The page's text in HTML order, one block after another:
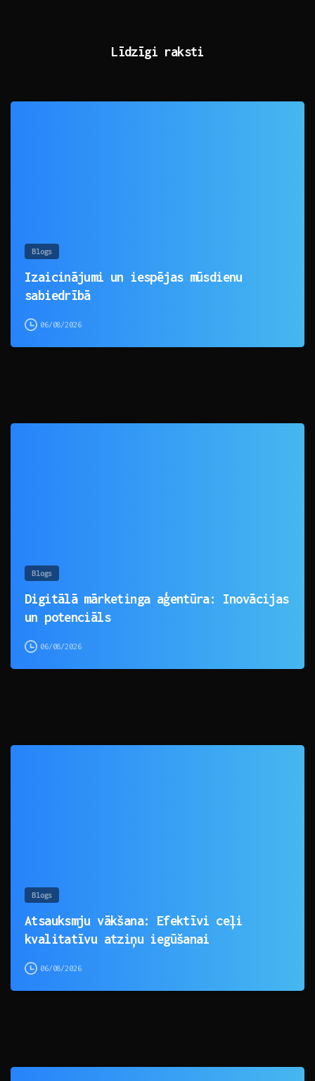
Līdzīgi raksti
Blogs
Izaicinājumi un iespējas mūsdienu
sabiedrībā
06/08/2026
Blogs
Digitālā mārketinga aģentūra: Inovācijas
un potenciāls
06/08/2026
Blogs
Atsauksmju vākšana: Efektīvi ceļi
kvalitatīvu atziņu iegūšanai
06/08/2026